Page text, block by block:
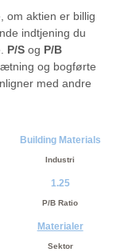
om aktien er billig
indtjening du
P/S og P/B
og bogførte
med andre
Building Materials
Industri
1.25
P/B Ratio
Materialer
Sektor